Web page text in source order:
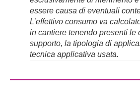
essere causa di eventuali
L’effettivo consumo va
in cantiere tenendo presenti le
supporto, la tipologia di
tecnica applicativa usata.